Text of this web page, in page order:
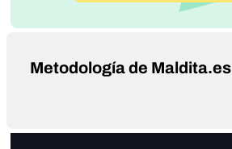
Metodología de Maldita.es